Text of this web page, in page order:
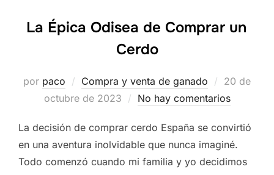
La Épica Odisea de Comprar un
Cerdo
por paco Compra y venta de ganado
Publicado
el
20 de
octubre de 2023
No hay comentarios
La decisión de comprar cerdo España se convirtió
en una aventura inolvidable que nunca imaginé.
Todo comenzó cuando mi familia y yo decidimos